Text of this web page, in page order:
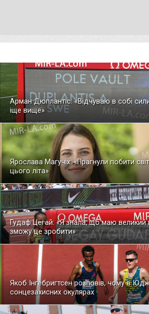
Арман Дюплантіс: «Відчуваю в собі
іще вище»
Ярослава Магучіх: «Прагнули побити
цього літа»
Гудаф Цегай: «Я знала, що маю великий
зможу це зробити»
Якоб Інгебригтсен розповів, чому в
сонцезахисних окулярах